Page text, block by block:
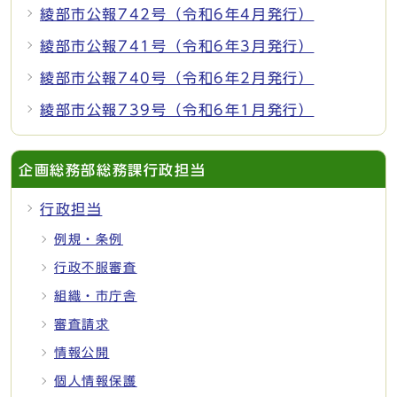
綾部市公報742号（令和6年4月発行）
綾部市公報741号（令和6年3月発行）
綾部市公報740号（令和6年2月発行）
綾部市公報739号（令和6年1月発行）
企画総務部総務課行政担当
行政担当
例規・条例
行政不服審査
組織・市庁舎
審査請求
情報公開
個人情報保護